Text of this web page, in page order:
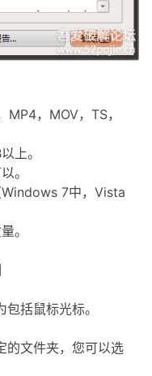
，MOV，TS，
上。
。
7中，Vista
。
括鼠标光标。
的文件夹，您可以选